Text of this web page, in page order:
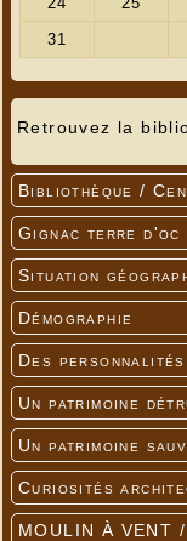
Retrouvez la
Bibliothèque /
Gignac terre d'oc
Situation
Démographie
Des
Un patrimoine
Un patrimoine
Curiosités
MOULIN À VENT